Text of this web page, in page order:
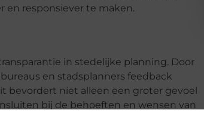
responsiever te maken.
in stedelijke planning. Door
en stadsplanners feedback
bevordert niet alleen een groter gevoel
bij de behoeften en wensen van